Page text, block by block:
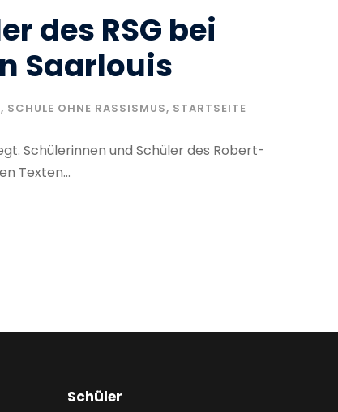
des RSG bei
Saarlouis
, SCHULE OHNE RASSISMUS, STARTSEITE
Schülerinnen und Schüler des Robert-
Texten...
Schüler